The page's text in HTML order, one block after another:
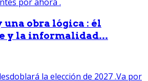
una obra lógica : él
y la informalidad...